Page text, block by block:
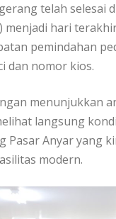
telah selesai
menjadi hari
pemindahan
dan nomor kios.
menunjukkan
langsung
Pasar Anyar yang
modern.